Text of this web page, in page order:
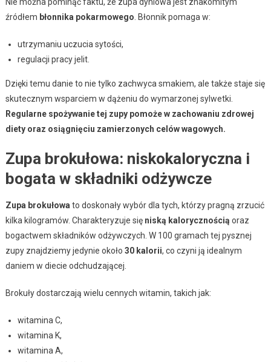
źródłem błonnika pokarmowego . Błonnik pomaga w:
utrzymaniu uczucia sytości,
regulacji pracy jelit.
Dzięki temu danie to nie tylko zachwyca smakiem, ale także staje się
skutecznym wsparciem w dążeniu do wymarzonej sylwetki.
Regularne spożywanie tej zupy pomoże w zachowaniu zdrowej
diety oraz osiągnięciu zamierzonych celów wagowych.
Zupa brokułowa: niskokaloryczna i
bogata w składniki odżywcze
Zupa brokułowa to doskonały wybór dla tych, którzy pragną zrzucić
kilka kilogramów. Charakteryzuje się niską kalorycznością oraz
bogactwem składników odżywczych. W 100 gramach tej pysznej
zupy znajdziemy jedynie około 30 kalorii, co czyni ją idealnym
daniem w diecie odchudzającej.
Brokuły dostarczają wielu cennych witamin, takich jak:
witamina C,
witamina K,
witamina A,